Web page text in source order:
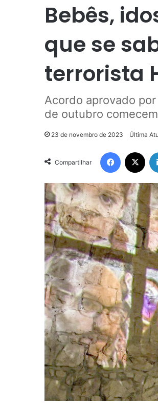
Bebês,
que se
terrorista
Acordo aprovado
de outubro
23 de novembro de 2023 Última
Compartilhar
Facebook